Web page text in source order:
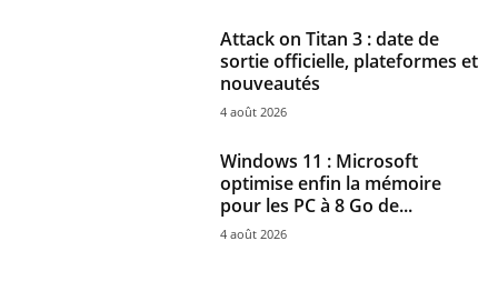
Attack on Titan 3 : date de
sortie officielle, plateformes et
nouveautés
4 août 2026
Windows 11 : Microsoft
optimise enfin la mémoire
pour les PC à 8 Go de...
4 août 2026